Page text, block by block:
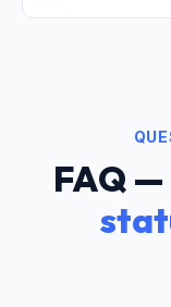
FAQ —